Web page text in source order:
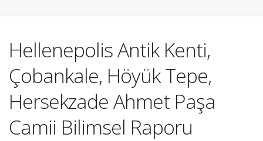
Hellenepolis Antik Kenti,
Çobankale, Höyük Tepe,
Hersekzade Ahmet Paşa
Camii Bilimsel Raporu